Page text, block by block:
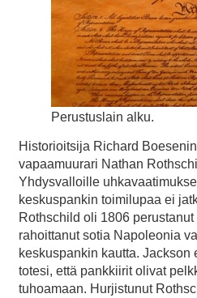
Perustuslain alku.
Historioitsija Richard
vapaamuurari Nathan
Yhdysvalloille
keskuspankin toimilupaa ei
Rothschild oli 1806
rahoittanut sotia Napoleonia
keskuspankin kautta. Jackson
totesi, että pankkiirit olivat
tuhoamaan. Hurjistunut